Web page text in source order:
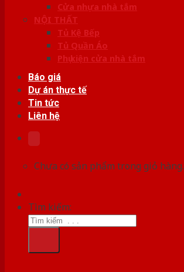
Cửa nhựa nhà tắm
NỘI THẤT
Tủ Kệ Bếp
Tủ Quần Áo
Phụ kiện cửa nhà tắm
Báo giá
Dự án thực tế
Tin tức
Liên hệ
Chưa có sản phẩm trong giỏ hàng.
Tìm kiếm: